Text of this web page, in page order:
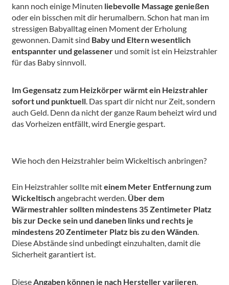
kann noch einige Minuten liebevolle Massage genießen
oder ein bisschen mit dir herumalbern. Schon hat man im
stressigen Babyalltag einen Moment der Erholung
gewonnen. Damit sind Baby und Eltern wesentlich
entspannter und gelassenerund somit ist ein Heizstrahler
für das Baby sinnvoll.
Im Gegensatz zum Heizkörper wärmt ein Heizstrahler
sofort und punktuell. Das spart dir nicht nur Zeit, sondern
auch Geld. Denn da nicht der ganze Raum beheizt wird und
das Vorheizen entfällt, wird Energie gespart.
Wie hoch den Heizstrahler beim Wickeltisch anbringen?
Ein Heizstrahler sollte miteinem Meter Entfernung zum
Wickeltischangebracht werden. Über dem
Wärmestrahler sollten mindestens 35 Zentimeter Platz
bis zur Decke sein und daneben links und rechts je
mindestens 20 Zentimeter Platz bis zu den Wänden.
Diese Abstände sind unbedingt einzuhalten, damit die
Sicherheit garantiert ist.
DieseAngaben können je nach Hersteller variieren.